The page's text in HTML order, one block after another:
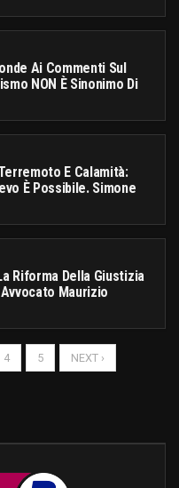
Ai Commenti Sul
NON È Sinonimo Di
E Calamità:
È Possibile. Simone
Riforma Della Giustizia
Maurizio
4 5 NEXT ›